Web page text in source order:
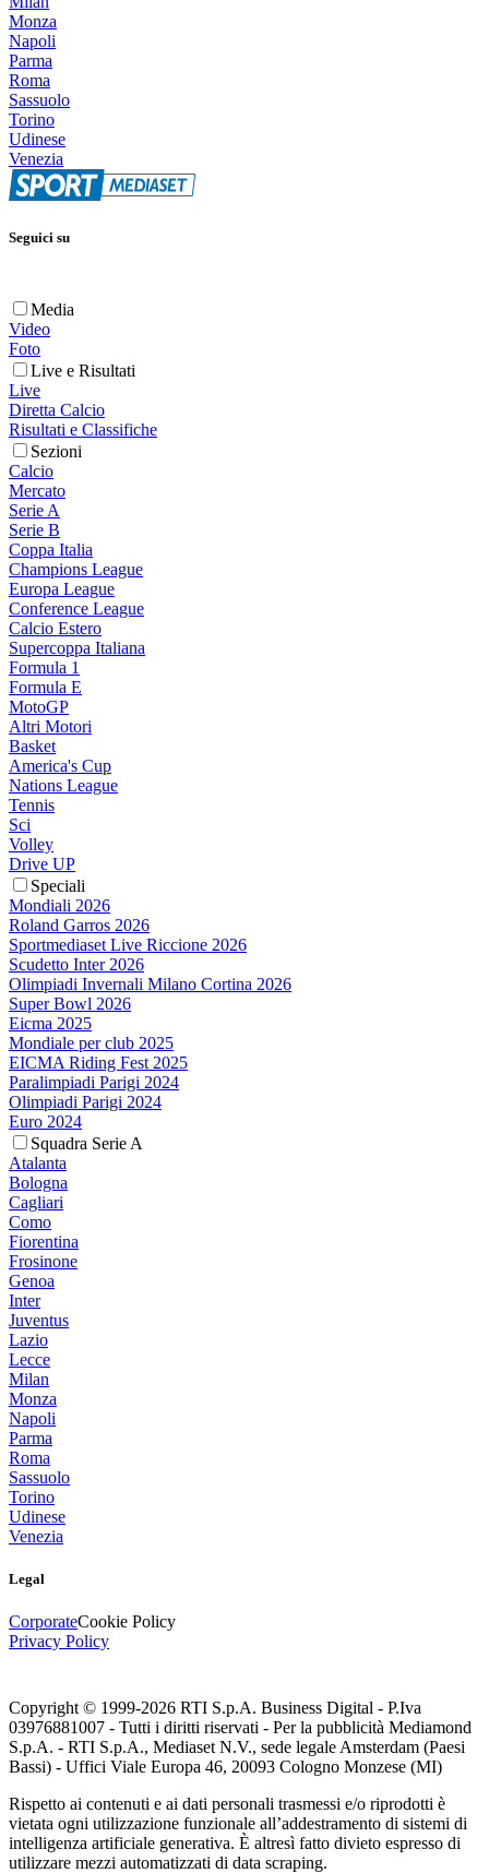
Monza
Napoli
Parma
Roma
Sassuolo
Torino
Udinese
Venezia
Seguici su
Media
Video
Foto
Live e Risultati
Live
Diretta Calcio
Risultati e Classifiche
Sezioni
Calcio
Mercato
Serie A
Serie B
Coppa Italia
Champions League
Europa League
Conference League
Calcio Estero
Supercoppa Italiana
Formula 1
Formula E
MotoGP
Altri Motori
Basket
America's Cup
Nations League
Tennis
Sci
Volley
Drive UP
Speciali
Mondiali 2026
Roland Garros 2026
Sportmediaset Live Riccione 2026
Scudetto Inter 2026
Olimpiadi Invernali Milano Cortina 2026
Super Bowl 2026
Eicma 2025
Mondiale per club 2025
EICMA Riding Fest 2025
Paralimpiadi Parigi 2024
Olimpiadi Parigi 2024
Euro 2024
Squadra Serie A
Atalanta
Bologna
Cagliari
Como
Fiorentina
Frosinone
Genoa
Inter
Juventus
Lazio
Lecce
Milan
Monza
Napoli
Parma
Roma
Sassuolo
Torino
Udinese
Venezia
Legal
CorporateCookie Policy
Privacy Policy
Copyright © 1999-2026 RTI S.p.A. Business Digital - P.Iva
03976881007 - Tutti i diritti riservati - Per la pubblicità Mediamond
S.p.A. - RTI S.p.A., Mediaset N.V., sede legale Amsterdam (Paesi
Bassi) - Uffici Viale Europa 46, 20093 Cologno Monzese (MI)
Rispetto ai contenuti e ai dati personali trasmessi e/o riprodotti è
vietata ogni utilizzazione funzionale all’addestramento di sistemi di
intelligenza artificiale generativa. È altresì fatto divieto espresso di
utilizzare mezzi automatizzati di data scraping.